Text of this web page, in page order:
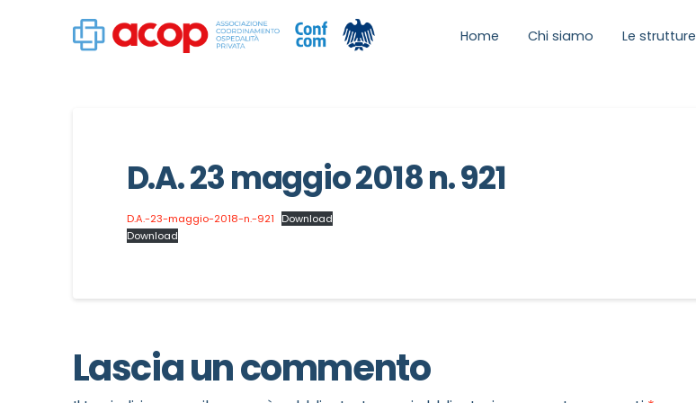
Home Chi siamo Le strutture
D.A. 23 maggio 2018 n. 921
D.A.-23-maggio-2018-n.-921
Download
Download
Lascia un commento